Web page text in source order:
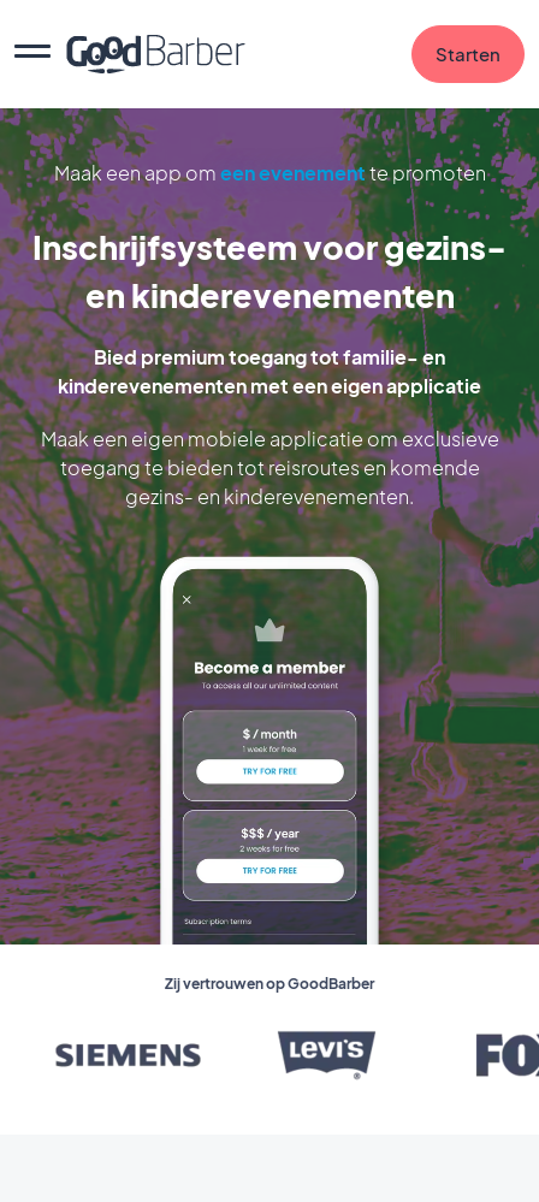
Starten
Maak een app omeen evenementte promoten
Inschrijfsysteem voor gezins-
en kinderevenementen
Bied premium toegang tot familie- en
kinderevenementen met een eigen applicatie
Maak een eigen mobiele applicatie om exclusieve
toegang te bieden tot reisroutes en komende
gezins- en kinderevenementen.
Zij vertrouwen op GoodBarber